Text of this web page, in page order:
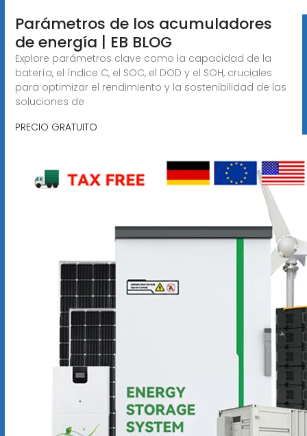
Parámetros de los acumuladores
de energía | EB BLOG
Explore parámetros clave como la capacidad de la
batería, el índice C, el SOC, el DOD y el SOH, cruciales
para optimizar el rendimiento y la sostenibilidad de las
soluciones de
PRECIO GRATUITO